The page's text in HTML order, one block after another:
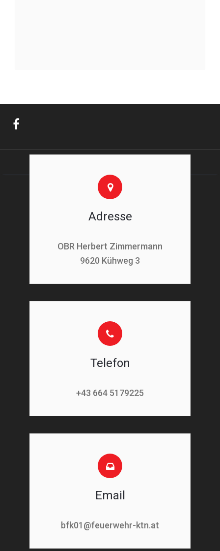
Adresse
OBR Herbert Zimmermann
9620 Kühweg 3
Telefon
+43 664 5179225
Email
bfk01@feuerwehr-ktn.at